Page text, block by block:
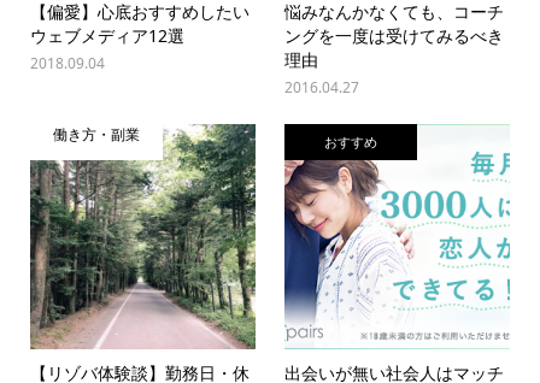
【偏愛】心底おすすめしたい
ウェブメディア12選
2018.09.04
悩みなんかなくても、コーチ
ングを一度は受けてみるべき
理由
2016.04.27
働き方・副業
【リゾバ体験談】勤務日・休
おすすめ
出会いが無い社会人はマッチ